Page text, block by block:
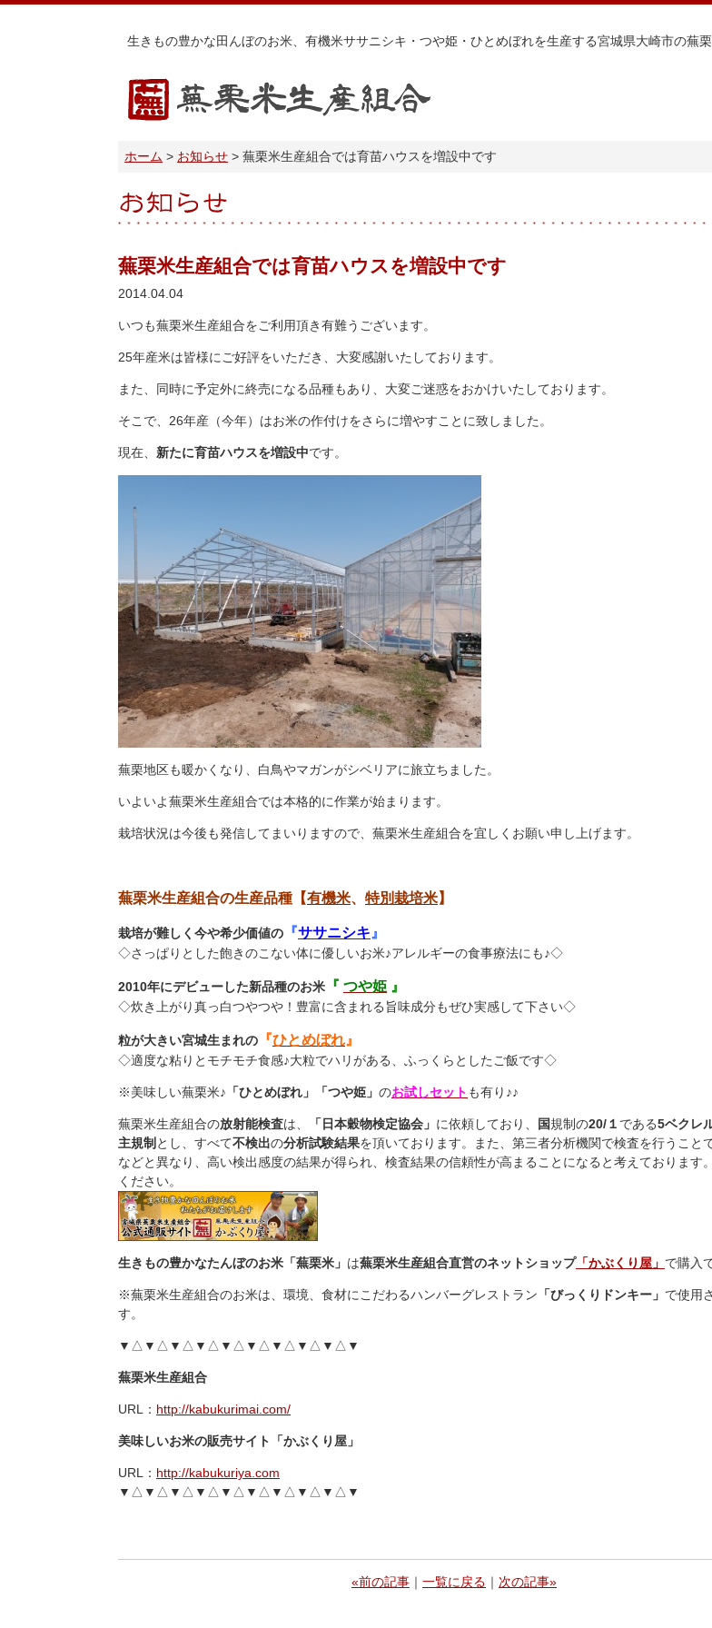
生きもの豊かな田んぼのお米、有機米ササニシキ・つや姫・ひとめぼれを生産する宮城県大崎市の蕪
ホーム お知らせ 蕪栗米生産組合では育苗ハウスを増設中です
蕪栗米生産組合では育苗ハウスを増設中です
2014.04.04
いつも蕪栗米生産組合をご利用頂き有難うございます。
25年産米は皆様にご好評をいただき、大変感謝いたしております。
また、同時に予定外に終売になる品種もあり、大変ご迷惑をおかけいたしております。
そこで、26年産（今年）はお米の作付けをさらに増やすことに致しました。
現在、 新たに育苗ハウスを増設中です。
蕪栗地区も暖かくなり、白鳥やマガンがシベリアに旅立ちました。
いよいよ蕪栗米生産組合では本格的に作業が始まります。
栽培状況は今後も発信してまいりますので、蕪栗米生産組合を宜しくお願い申し上げます。
蕪栗米生産組合の生産品種【有機米、 特別栽培米】
栽培が難しく今や希少価値の 『ササニシキ 』
◇さっぱりとした飽きのこない体に優しいお米♪アレルギーの食事療法にも♪◇
2010年にデビューした新品種のお米 『 つや姫 』
◇炊き上がり真っ白つやつや！豊富に含まれる旨味成分もぜひ実感して下さい◇
粒が大きい宮城生まれの 『ひとめぼれ 』
◇適度な粘りとモチモチ食感♪大粒でハリがある、ふっくらとしたご飯です◇
※美味しい蕪栗米♪ 「ひとめぼれ」「つや姫」 のお試しセット も有り♪♪
蕪栗米生産組合の放射能検査は、 「日本穀物検定協会」 に依頼しており、 国規制の20/１ である5ベクレ
主規制 とし、すべて不検出の分析試験結果を頂いております。また、第三者分析機関で検査を行うこと
などと異なり、高い検出感度の結果が得られ、検査結果の信頼性が高まることになると考えております
ください。
生きもの豊かなたんぼのお米「蕪栗米」 は蕪栗米生産組合直営のネットショップ「かぶくり屋」 で購入
※蕪栗米生産組合のお米は、環境、食材にこだわるハンバーグレストラン 「びっくりドンキー」 で使用
す。
▼△▼△▼△▼△▼△▼△▼△▼△▼△▼
蕪栗米生産組合
URL： http://kabukurimai.com/
美味しいお米の販売サイト「かぶくり屋」
URL： http://kabukuriya.com
▼△▼△▼△▼△▼△▼△▼△▼△▼△▼
«前の記事 ｜ 一覧に戻る ｜ 次の記事»